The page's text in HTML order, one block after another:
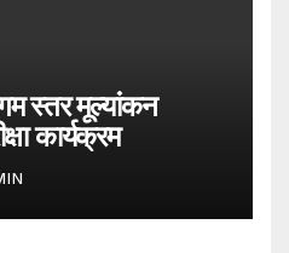
स्तर मूल्यांकन
कार्यक्रम